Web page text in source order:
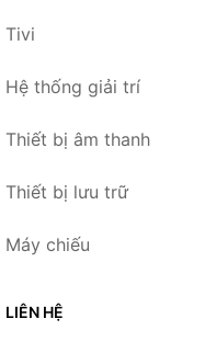
Tivi
Hệ thống giải trí
Thiết bị âm thanh
Thiết bị lưu trữ
Máy chiếu
LIÊN HỆ